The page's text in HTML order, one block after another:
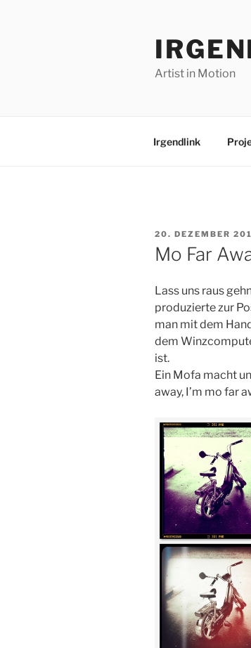
Artist in Motion
Irgendlink
VERÖFFENTLICHT
AM
20. DEZEMBER
Mo Far
Lass uns raus
produzierte zur
man mit dem
dem
ist.
Ein Mofa macht
away, I’m mo far